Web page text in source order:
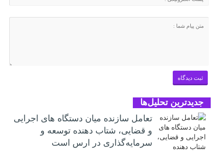
جدیدترین تحلیل‌ها
تعامل سازنده میان دستگاه‌ های اجرایی
و قضایی، شتاب‌ دهنده توسعه و
سرمایه‌گذاری در ارس است